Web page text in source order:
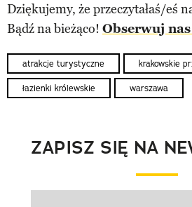
Dziękujemy, że przeczytałaś/eś
Bądź na bieżąco! Obserwuj
atrakcje turystyczne krakowskie
łazienki królewskie warszawa
ZAPISZ SIĘ NA